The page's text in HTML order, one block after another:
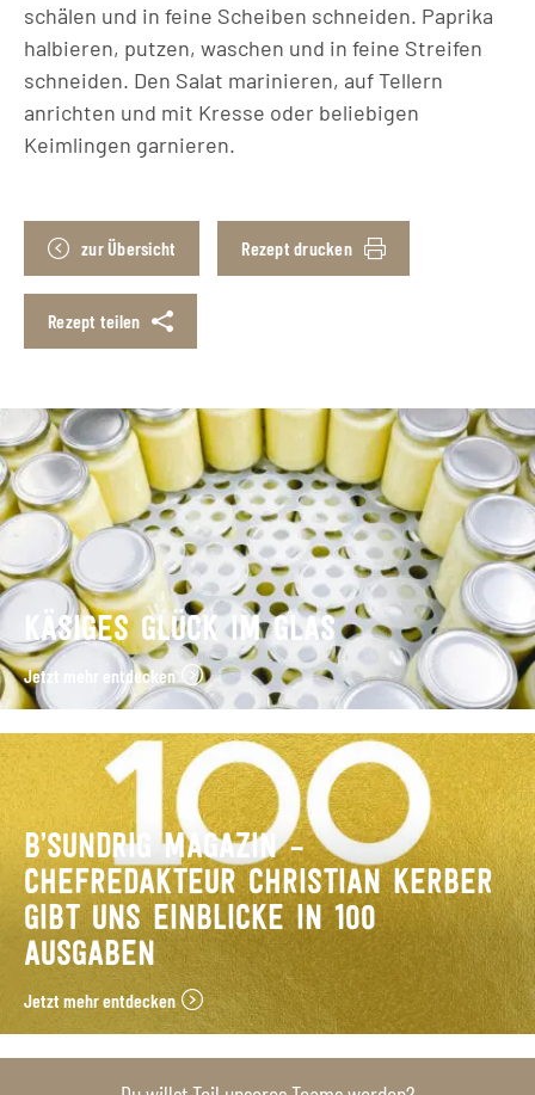
schälen und in feine Scheiben schneiden. Paprika
halbieren, putzen, waschen und in feine Streifen
schneiden. Den Salat marinieren, auf Tellern
anrichten und mit Kresse oder beliebigen
Keimlingen garnieren.
zur Übersicht Rezept drucken
Rezept teilen
KÄSIGES GLÜCK IM GLAS
Jetzt mehr entdecken
B’SUNDRIG MAGAZIN –
CHEFREDAKTEUR CHRISTIAN KERBER
GIBT UNS EINBLICKE IN 100
AUSGABEN
Jetzt mehr entdecken